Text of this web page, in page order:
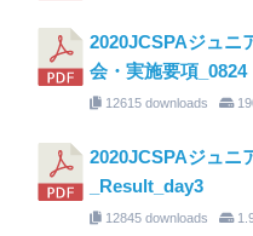
2020JCSPAジュニ
会・実施要項_0824
12615 downloads
2020JCSPAジュニ
_Result_day3
12845 downloads